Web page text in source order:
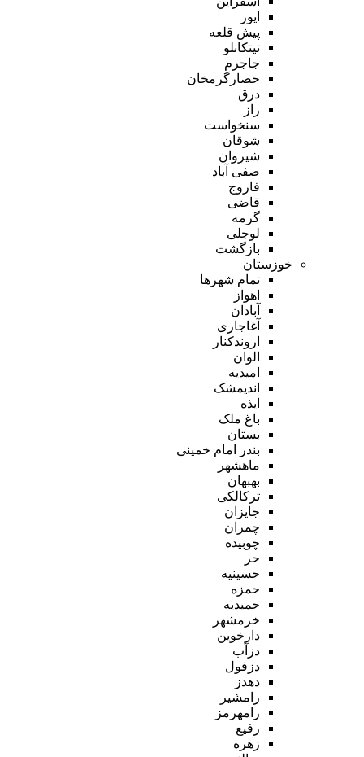
ایور
پیش قلعه
تیتکانلو
جاجرم
حصارگرمخان
درق
راز
سنخواست
شوقان
شیروان
صفی آباد
فاروج
قاضی
گرمه
لوجلی
بازگشت
خوزستان
تمام شهر‌ها
اهواز
آبادان
آغاجاری
اروندکنار
الوان
امیدیه
اندیمشک
ایذه
باغ ملک
بستان
بندر امام خمینی
ماهشهر
بهبهان
ترکالکی
جایزان
چمران
چوبیده
حر
حسینیه
حمزه
حمیدیه
خرمشهر
دارخوین
دزآب
دزفول
دهدز
رامشیر
رامهرمز
رفیع
زهره